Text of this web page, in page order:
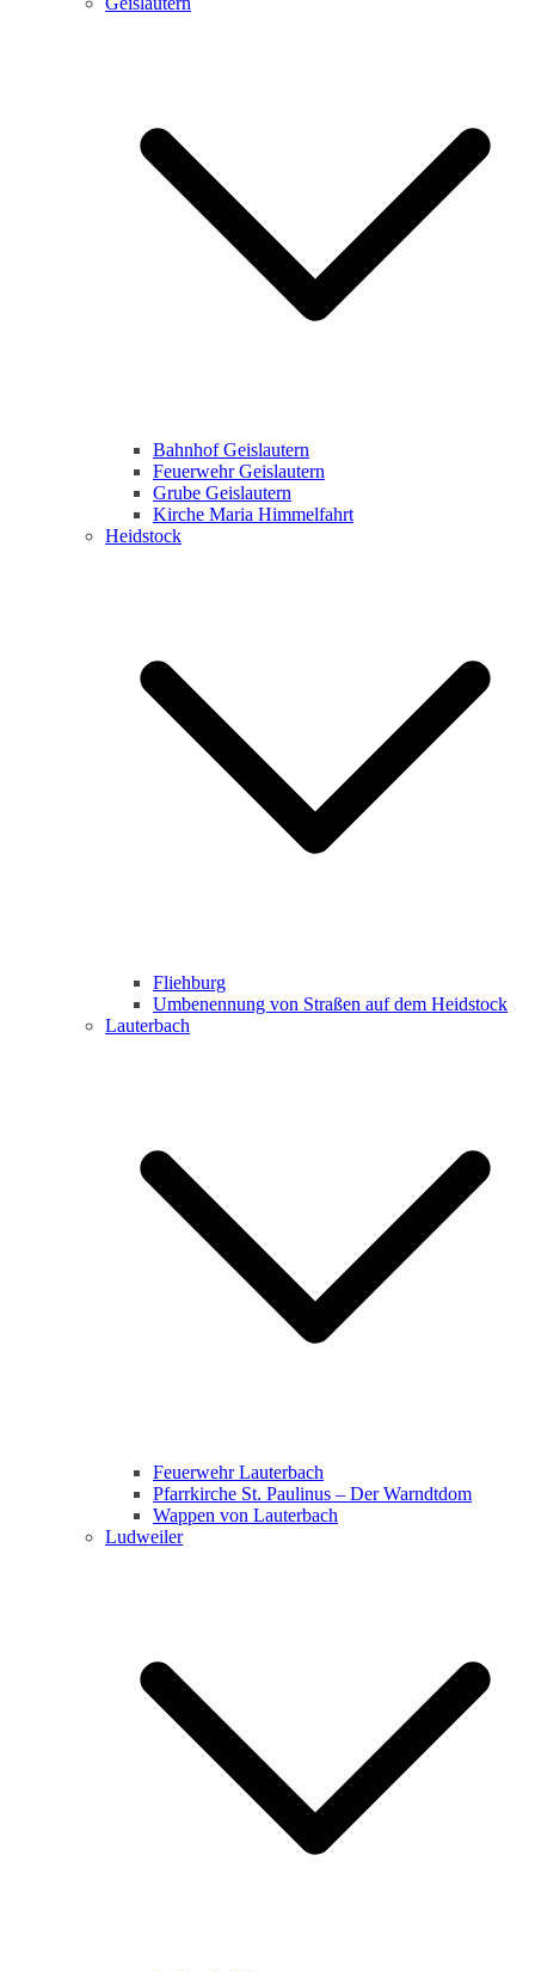
Bahnhof Geislautern
Feuerwehr Geislautern
Grube Geislautern
Kirche Maria Himmelfahrt
Heidstock
Fliehburg
Umbenennung von Straßen auf dem Heidstock
Lauterbach
Feuerwehr Lauterbach
Pfarrkirche St. Paulinus – Der Warndtdom
Wappen von Lauterbach
Ludweiler